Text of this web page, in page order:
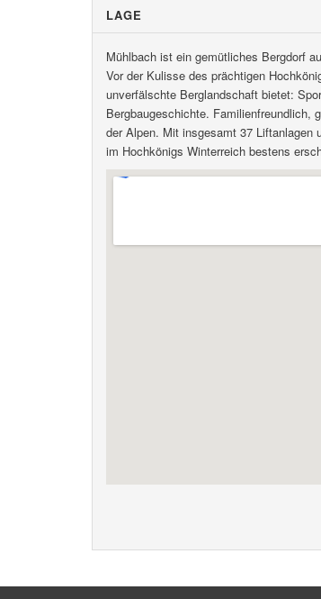
LAGE
Mühlbach ist ein gemütliches Bergdorf
Vor der Kulisse des prächtigen
unverfälschte Berglandschaft bietet:
Bergbaugeschichte. Familienfreundlich,
der Alpen. Mit insgesamt 37 Liftanlagen
im Hochkönigs Winterreich bestens